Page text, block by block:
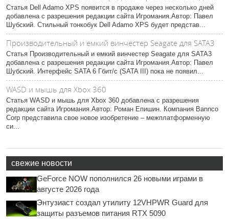
Статья Dell Adamo XPS появится в продаже через несколько дней
добавлена с разрешения редакции сайта Игромания.Автор: Павел
Шубский. Стильный тонкобук Dell Adamo XPS будет представ...
Производительный и емкий винчестер Seagate для SATA3
Статья Производительный и емкий винчестер Seagate для SATA3
добавлена с разрешения редакции сайта Игромания.Автор: Павел
Шубский. Интерфейс SATA 6 Гбит/с (SATA III) пока не появил...
WASD и мышь для Xbox 360
Статья WASD и мышь для Xbox 360 добавлена с разрешения
редакции сайта Игромания.Автор: Роман Епишин. Компания Bannco
Corp представила свое новое изобретение – межплатформенную
си...
свежие новости
GeForce NOW пополнился 26 новыми играми в
августе 2026 года
Энтузиаст создал утилиту 12VHPWR Guard для
защиты разъемов питания RTX 5090